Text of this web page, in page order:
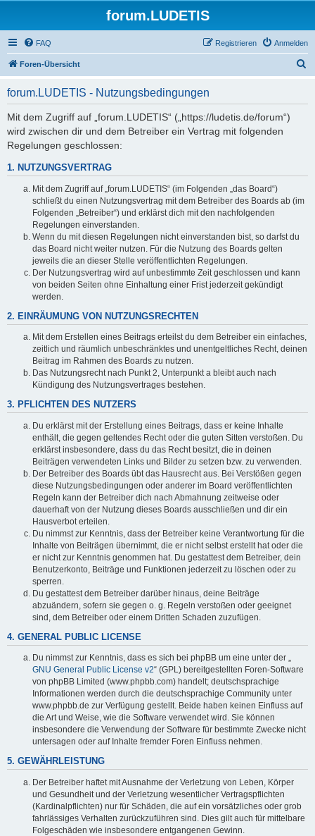
forum.LUDETIS
FAQ Anmelden
Registrieren
Foren-Übersicht
forum.LUDETIS - Nutzungsbedingungen
Mit dem Zugriff auf „forum.LUDETIS“ („https://ludetis.de/forum“)
wird zwischen dir und dem Betreiber ein Vertrag mit folgenden
Regelungen geschlossen:
1. NUTZUNGSVERTRAG
Mit dem Zugriff auf „forum.LUDETIS“ (im Folgenden „das Board“)
schließt du einen Nutzungsvertrag mit dem Betreiber des Boards ab (im
Folgenden „Betreiber“) und erklärst dich mit den nachfolgenden
Regelungen einverstanden.
Wenn du mit diesen Regelungen nicht einverstanden bist, so darfst du
das Board nicht weiter nutzen. Für die Nutzung des Boards gelten
jeweils die an dieser Stelle veröffentlichten Regelungen.
Der Nutzungsvertrag wird auf unbestimmte Zeit geschlossen und kann
von beiden Seiten ohne Einhaltung einer Frist jederzeit gekündigt
werden.
2. EINRÄUMUNG VON NUTZUNGSRECHTEN
Mit dem Erstellen eines Beitrags erteilst du dem Betreiber ein einfaches,
zeitlich und räumlich unbeschränktes und unentgeltliches Recht, deinen
Beitrag im Rahmen des Boards zu nutzen.
Das Nutzungsrecht nach Punkt 2, Unterpunkt a bleibt auch nach
Kündigung des Nutzungsvertrages bestehen.
3. PFLICHTEN DES NUTZERS
Du erklärst mit der Erstellung eines Beitrags, dass er keine Inhalte
enthält, die gegen geltendes Recht oder die guten Sitten verstoßen. Du
erklärst insbesondere, dass du das Recht besitzt, die in deinen
Beiträgen verwendeten Links und Bilder zu setzen bzw. zu verwenden.
Der Betreiber des Boards übt das Hausrecht aus. Bei Verstößen gegen
diese Nutzungsbedingungen oder anderer im Board veröffentlichten
Regeln kann der Betreiber dich nach Abmahnung zeitweise oder
dauerhaft von der Nutzung dieses Boards ausschließen und dir ein
Hausverbot erteilen.
Du nimmst zur Kenntnis, dass der Betreiber keine Verantwortung für die
Inhalte von Beiträgen übernimmt, die er nicht selbst erstellt hat oder die
er nicht zur Kenntnis genommen hat. Du gestattest dem Betreiber, dein
Benutzerkonto, Beiträge und Funktionen jederzeit zu löschen oder zu
sperren.
Du gestattest dem Betreiber darüber hinaus, deine Beiträge
abzuändern, sofern sie gegen o. g. Regeln verstoßen oder geeignet
sind, dem Betreiber oder einem Dritten Schaden zuzufügen.
4. GENERAL PUBLIC LICENSE
Du nimmst zur Kenntnis, dass es sich bei phpBB um eine unter der „
GNU General Public License v2“ (GPL) bereitgestellten Foren-Software
von phpBB Limited (www.phpbb.com) handelt; deutschsprachige
Informationen werden durch die deutschsprachige Community unter
www.phpbb.de zur Verfügung gestellt. Beide haben keinen Einfluss auf
die Art und Weise, wie die Software verwendet wird. Sie können
insbesondere die Verwendung der Software für bestimmte Zwecke nicht
untersagen oder auf Inhalte fremder Foren Einfluss nehmen.
5. GEWÄHRLEISTUNG
Der Betreiber haftet mit Ausnahme der Verletzung von Leben, Körper
und Gesundheit und der Verletzung wesentlicher Vertragspflichten
(Kardinalpflichten) nur für Schäden, die auf ein vorsätzliches oder grob
fahrlässiges Verhalten zurückzuführen sind. Dies gilt auch für mittelbare
Folgeschäden wie insbesondere entgangenen Gewinn.